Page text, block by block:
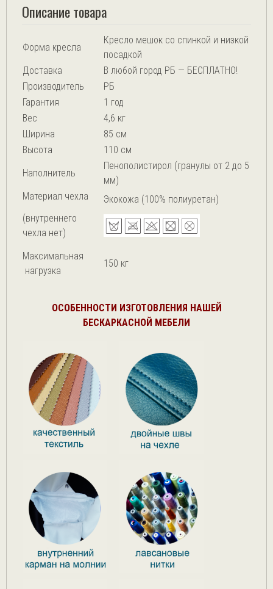
Описание товара
Форма кресла
Кресло мешок со спинкой и низкой
посадкой
Доставка
В любой город РБ — БЕСПЛАТНО!
Производитель
РБ
Гарантия
1 год
Вес
4,6 кг
Ширина
85 см
Высота
110 см
Наполнитель
Пенополистирол (гранулы от 2 до 5
мм)
Материал чехла
(внутреннего
чехла нет)
Экокожа (100% полиуретан)
Максимальная
нагрузка
150 кг
ОСОБЕННОСТИ ИЗГОТОВЛЕНИЯ НАШЕЙ
БЕСКАРКАСНОЙ МЕБЕЛИ